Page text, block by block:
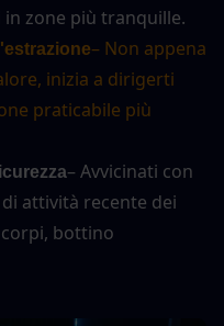
in zone più tranquille.
– Non appena
inizia a dirigerti
praticabile più
– Avvicinati con
attività recente dei
bottino